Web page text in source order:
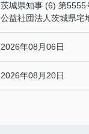
茨城県知事 (6) 第5555
公益社団法人茨城県宅
2026年08月06日
2026年08月20日